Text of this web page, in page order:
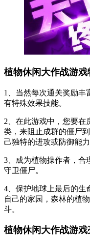
植物休闲大作战游戏
1、当然每次通关奖励丰
有特殊效果技能。
2、在此游戏中，您要在
类，来阻止成群的僵尸
己独特的进攻或防御能力
3、成为植物操作者，合
守卫僵尸。
4、保护地球上最后的生
自己的家园，森林的植
斗。
植物休闲大作战游戏